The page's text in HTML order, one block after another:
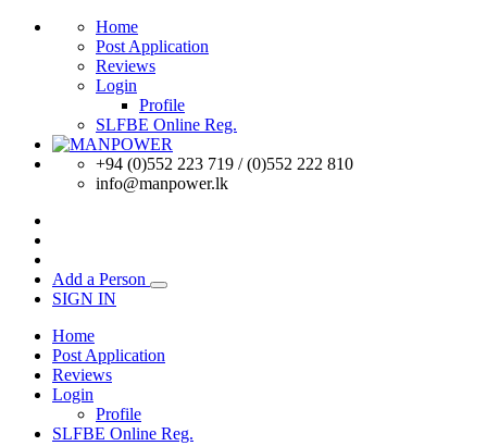
Home
Post Application
Reviews
Login
Profile
SLFBE Online Reg.
+94 (0)552 223 719 / (0)552 222 810
info@manpower.lk
Add a Person
SIGN IN
Home
Post Application
Reviews
Login
Profile
SLFBE Online Reg.